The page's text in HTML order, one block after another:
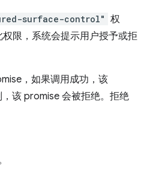
surface-control" 权
限，系统会提示用户授予或拒
，如果调用成功，该
该 promise 会被拒绝。拒绝